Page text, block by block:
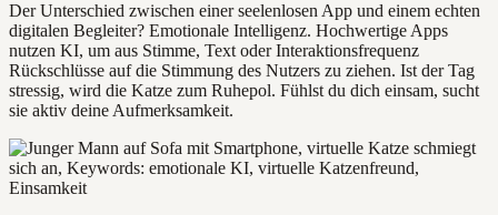
Der Unterschied zwischen einer seelenlosen App und einem echten
digitalen Begleiter? Emotionale Intelligenz. Hochwertige Apps
nutzen KI, um aus Stimme, Text oder Interaktionsfrequenz
Rückschlüsse auf die Stimmung des Nutzers zu ziehen. Ist der Tag
stressig, wird die Katze zum Ruhepol. Fühlst du dich einsam, sucht
sie aktiv deine Aufmerksamkeit.